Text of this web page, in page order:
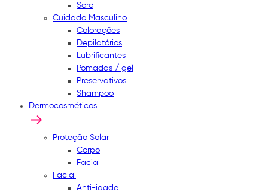
Soro
Cuidado Masculino
Colorações
Depilatórios
Lubrificantes
Pomadas / gel
Preservativos
Shampoo
Dermocosméticos
Proteção Solar
Corpo
Facial
Facial
Anti-idade